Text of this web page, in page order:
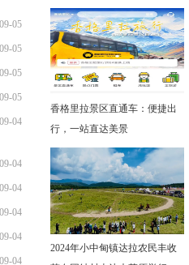
05
05
05
05
04
04
04
04
04
04
香格里拉景区直通车：便捷出
行，一站直达美景
2024年小中甸镇达拉农民丰收